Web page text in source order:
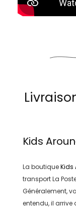
Kids
La boutiqueKids
transportLa
Généralement,
entendu, il arrive